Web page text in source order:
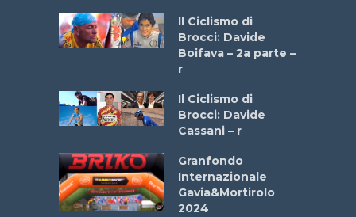
Il Ciclismo di
Brocci: Davide
Boifava – 2a parte –
r
Il Ciclismo di
Brocci: Davide
Cassani – r
Granfondo
Internazionale
Gavia&Mortirolo
2024